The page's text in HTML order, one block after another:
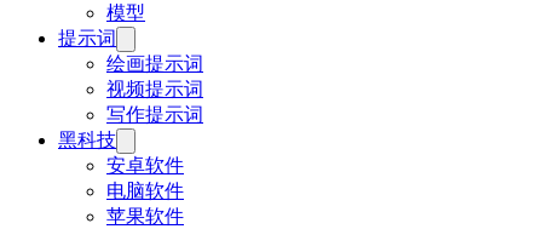
模型
提示词
绘画提示词
视频提示词
写作提示词
黑科技
安卓软件
电脑软件
苹果软件